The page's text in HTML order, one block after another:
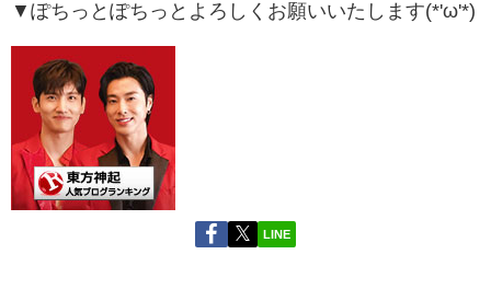
▼ぽちっとぽちっとよろしくお願いいたします(*'ω'*)
LINE